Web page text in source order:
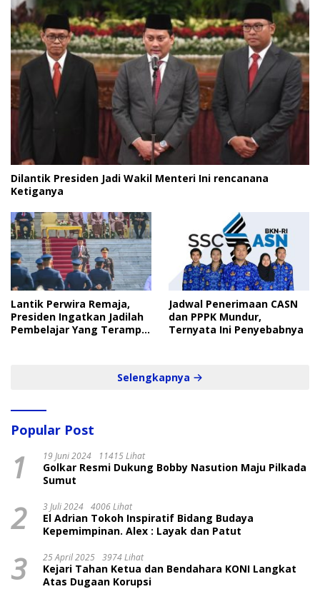
Dilantik Presiden Jadi Wakil Menteri Ini rencanana
Ketiganya
Lantik Perwira Remaja,
Presiden Ingatkan Jadilah
Pembelajar Yang Terampil
Jadwal Penerimaan CASN
dan PPPK Mundur,
Ternyata Ini Penyebabnya
Selengkapnya
Popular Post
1 19 Juni 2024 11415 Lihat
Golkar Resmi Dukung Bobby Nasution Maju Pilkada
Sumut
2 3 Juli 2024 4006 Lihat
El Adrian Tokoh Inspiratif Bidang Budaya
Kepemimpinan. Alex : Layak dan Patut
3 25 April 2025 3974 Lihat
Kejari Tahan Ketua dan Bendahara KONI Langkat
Atas Dugaan Korupsi